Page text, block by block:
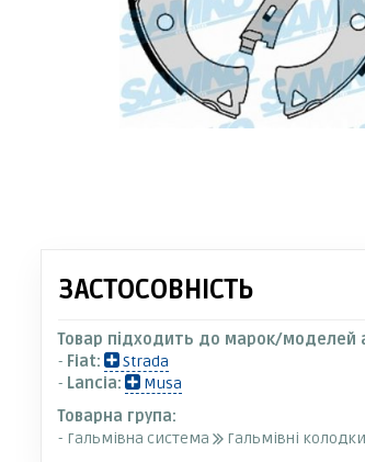
ЗАСТОСОВНІСТЬ
Товар підходить до марок/моделей
- Fiat:
Strada
- Lancia:
Musa
Товарна група:
- Гальмівна система
Гальмівні колодки